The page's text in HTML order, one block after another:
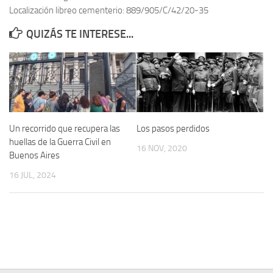
Memoria Histórica
Investigación previa de la represión en Talavera de la Reina (1937-
1947).
Informe Represión en Toledo 1936-1947 | Buscador
Informe de la fosa de abril de 1939 de Tembleque
Enciclopedia Republicana
Militantes históricos IR
Personajes republicanos
Localización libreo cementerio: 889/905/C/42/20-35
QUIZÁS TE INTERESE...
Un recorrido que recupera las
huellas de la Guerra Civil en
Buenos Aires
16 JUL, 2024
Los pasos perdidos
16 NOV, 2020